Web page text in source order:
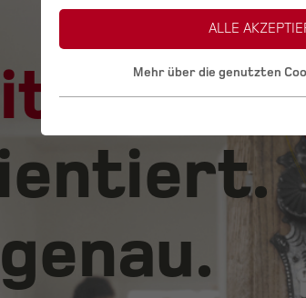
ALLE
Mehr über die genutzten